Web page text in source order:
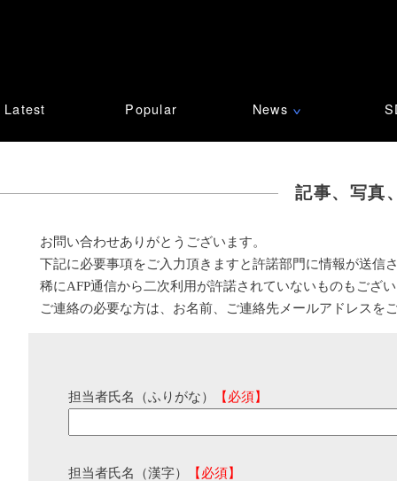
Latest Popular News ∨
記事、写真
お問い合わせありがとうございます。
下記に必要事項をご入力頂きますと許諾部門に情報が送信
稀にAFP通信から二次利用が許諾されていないものもござ
ご連絡の必要な方は、お名前、ご連絡先メールアドレスを
担当者氏名（ふりがな） 【必須】
担当者氏名（漢字） 【必須】